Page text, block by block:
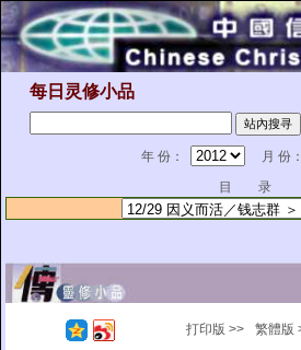
每日灵修小品
年 份：
月 份
目 录
打印版 >> 繁體版